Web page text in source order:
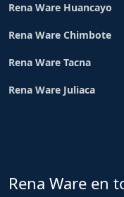
Rena Ware Huancayo
Rena Ware Chimbote
Rena Ware Tacna
Rena Ware Juliaca
Rena Ware en